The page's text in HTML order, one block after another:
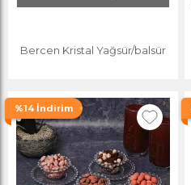
Bercen Kristal Yağsür/balsür
%14 İndirim